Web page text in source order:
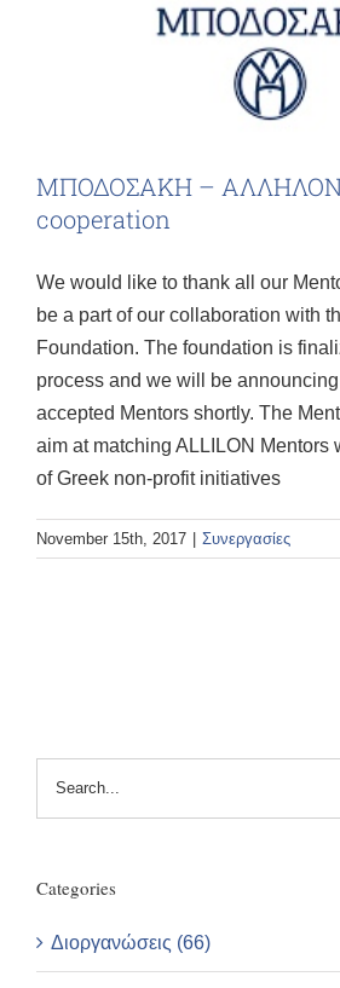
ΜΠΟΔΟΣΑΚΗ – ΑΛΛΗΛΟΝ
cooperation
We would like to thank all our
be a part of our collaboration with
Foundation. The foundation is
process and we will be
accepted Mentors shortly. The
aim at matching ALLILON Mentors
of Greek non-profit initiatives
November 15th, 2017 | Συνεργασίες
Categories
Διοργανώσεις (66)